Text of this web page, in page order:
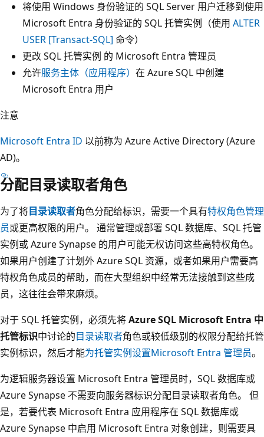
将使用 Windows 身份验证的 SQL Server 用户迁移到使用
Microsoft Entra 身份验证的 SQL 托管实例（使用 ALTER
USER [Transact-SQL] 命令）
更改 SQL 托管实例 的 Microsoft Entra 管理员
允许服务主体（应用程序） 在 Azure SQL 中创建
Microsoft Entra 用户
注意
Microsoft Entra ID 以前称为 Azure Active Directory (Azure
AD)。
分配目录读取者角色
为了将目录读取者角色分配给标识，需要一个具有特权角色管理
员或更高权限的用户。 通常管理或部署 SQL 数据库、SQL 托管
实例或 Azure Synapse 的用户可能无权访问这些高特权角色。
如果用户创建了计划外 Azure SQL 资源，或者如果用户需要高
特权角色成员的帮助，而在大型组织中经常无法接触到这些成
员，这往往会带来麻烦。
对于 SQL 托管实例，必须先将Azure SQL Microsoft Entra 中
托管标识中讨论的目录读取者角色或较低级别的权限分配给托管
实例标识，然后才能为托管实例设置Microsoft Entra 管理员。
为逻辑服务器设置 Microsoft Entra 管理员时，SQL 数据库或
Azure Synapse 不需要向服务器标识分配目录读取者角色。
但
是，若要代表 Microsoft Entra 应用程序在 SQL 数据库或
Azure Synapse 中启用 Microsoft Entra 对象创建，则需要具